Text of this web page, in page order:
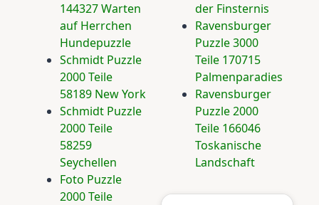
144327 Warten
auf Herrchen
Hundepuzzle
Schmidt Puzzle
2000 Teile
58189 New York
Schmidt Puzzle
2000 Teile
58259
Seychellen
Foto Puzzle
2000 Teile
der Finsternis
Ravensburger
Puzzle 3000
Teile 170715
Palmenparadies
Ravensburger
Puzzle 2000
Teile 166046
Toskanische
Landschaft